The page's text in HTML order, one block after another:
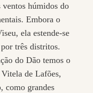
ventos húmidos do
Embora o
ela estende-se
três distritos.
do Dão temos o
de Lafões,
como grandes